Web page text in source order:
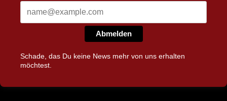
Abmelden
Schade, das Du keine News mehr von uns erhalten
möchtest.